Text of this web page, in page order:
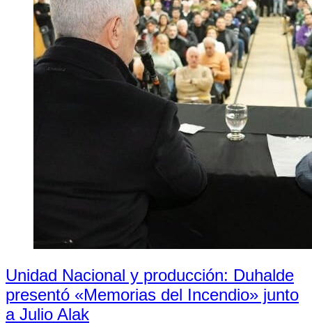
Unidad Nacional y producción: Duhalde
presentó «Memorias del Incendio» junto
a Julio Alak